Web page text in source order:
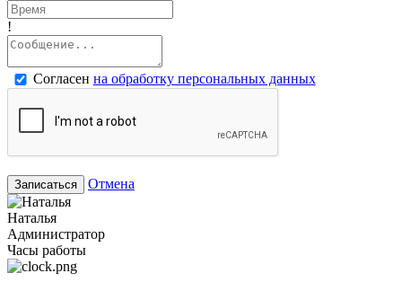
!
Согласен на обработку персональных данных
Записаться Отмена
Наталья
Администратор
Часы работы